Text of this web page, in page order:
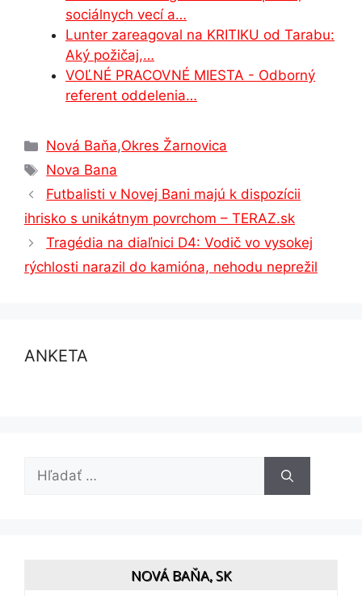
sociálnych vecí a…
Lunter zareagoval na KRITIKU od Tarabu:
Aký požičaj,…
VOĽNÉ PRACOVNÉ MIESTA - Odborný
referent oddelenia…
Kategórie
Nová Baňa,Okres Žarnovica
Značky
Nova Bana
Futbalisti v Novej Bani majú k dispozícii
ihrisko s unikátnym povrchom – TERAZ.sk
Tragédia na diaľnici D4: Vodič vo vysokej
rýchlosti narazil do kamióna, nehodu neprežil
ANKETA
Hľadať:
NOVÁ BAŇA, SK